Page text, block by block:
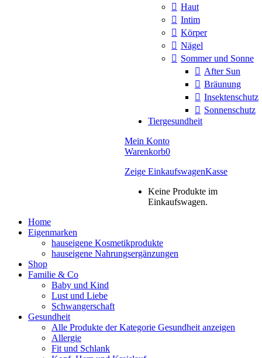
Haut
Intim
Körper
Nägel
Sommer und Sonne
After Sun
Bräunung
Insektenschutz
Sonnenschutz
Tiergesundheit
Mein Konto
Warenkorb0
Zeige EinkaufswagenKasse
Keine Produkte im
Einkaufswagen.
Home
Eigenmarken
hauseigene Kosmetikprodukte
hauseigene Nahrungsergänzungen
Shop
Familie & Co
Baby und Kind
Lust und Liebe
Schwangerschaft
Gesundheit
Alle Produkte der Kategorie Gesundheit anzeigen
Allergie
Fit und Schlank